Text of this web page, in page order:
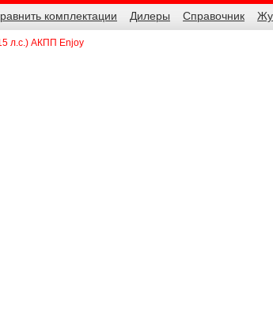
комплектации Дилеры Справочник
л.с.) АКПП Enjoy